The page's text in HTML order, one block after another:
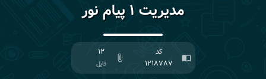
مدیریت ۱ پیام نور
import_contacts
کد
۱۲۱۸۷۸۷
attach_file
۱۲
فایل